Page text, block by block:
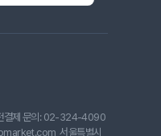
결제 문의: 02-324-4090
서울특별시